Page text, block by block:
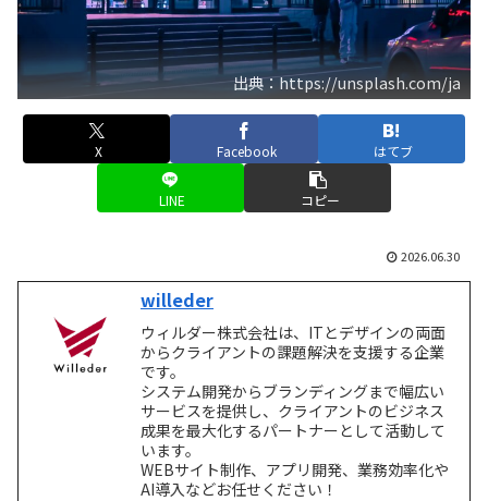
出典：https://unsplash.com/ja
X Facebook はてブ
LINE コピー
2026.06.30
willeder
ウィルダー株式会社は、ITとデザインの両面
からクライアントの課題解決を支援する企業
です。
システム開発からブランディングまで幅広い
サービスを提供し、クライアントのビジネス
成果を最大化するパートナーとして活動して
います。
WEBサイト制作、アプリ開発、業務効率化や
AI導入などお任せください！